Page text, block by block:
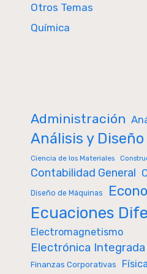
Otros Temas
Química
Administración
Análisis y
Ciencia de los Materiales
Contabilidad General
Diseño de Máquinas
Ecuaciones
Electromagnetismo
Electrónica Integrada
Finanzas Corporativas